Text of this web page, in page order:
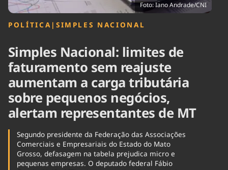
Foto: Iano Andrade/CNI
POLÍTICA | SIMPLES NACIONAL
Simples Nacional: limites de
faturamento sem reajuste
aumentam a carga tributária
sobre pequenos negócios,
alertam representantes de MT
Segundo presidente da Federação das Associações
Comerciais e Empresariais do Estado do Mato
Grosso, defasagem na tabela prejudica micro e
pequenas empresas. O deputado federal Fábio